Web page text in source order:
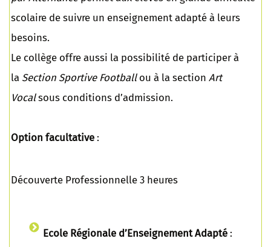
scolaire de suivre un enseignement adapté à leurs
besoins.
Le collège offre aussi la possibilité de participer à
la Section Sportive Footballou à la section Art
Vocalsous conditions d’admission.
Option facultative :
Découverte Professionnelle 3 heures
Ecole Régionale d’Enseignement Adapté :